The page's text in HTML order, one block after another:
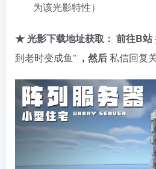
为该光影特性）
★ 光影下载地址获取： 前往B站
到老时变成鱼” ，然后私信回复